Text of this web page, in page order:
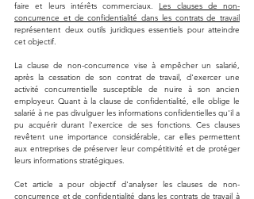
faire et leurs intérêts commerciaux. Les clauses de non-
concurrence et de confidentialité dans les contrats de travail
représentent deux outils juridiques essentiels pour atteindre
cet objectif.
La clause de non-concurrence vise à empêcher un salarié,
après la cessation de son contrat de travail, d'exercer une
activité concurrentielle susceptible de nuire à son ancien
employeur. Quant à la clause de confidentialité, elle oblige le
salarié à ne pas divulguer les informations confidentielles qu'il a
pu acquérir durant l'exercice de ses fonctions. Ces clauses
revêtent une importance considérable, car elles permettent
aux entreprises de préserver leur compétitivité et de protéger
leurs informations stratégiques.
Cet article a pour objectif d'analyser les clauses de non-
concurrence et de confidentialité dans les contrats de travail à